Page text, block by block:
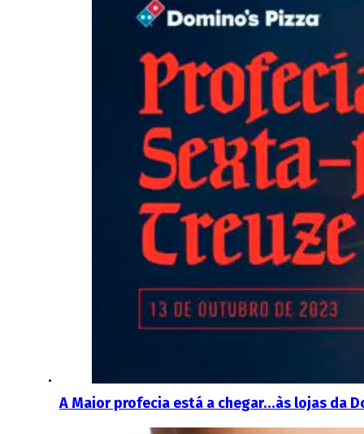
A Maior profecia está a chegar…às lojas da